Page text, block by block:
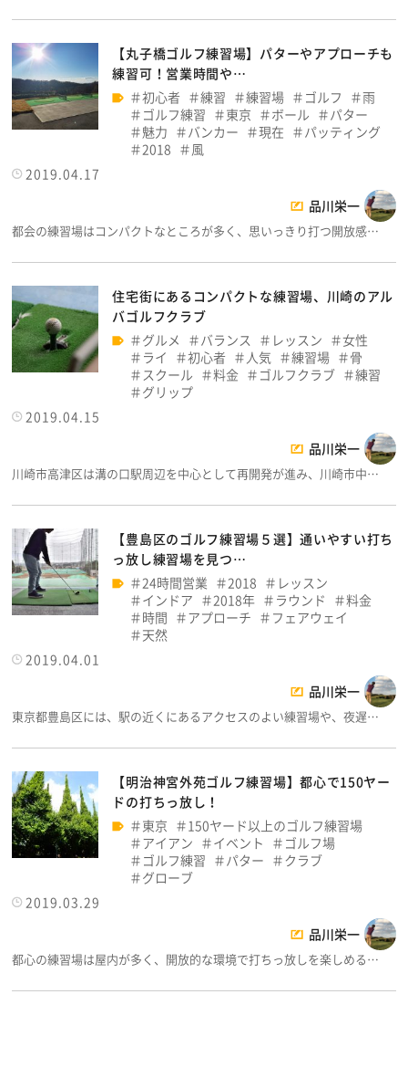
【丸子橋ゴルフ練習場】パターやアプローチも
練習可！営業時間や…
初心者
練習 練習場 ゴルフ
雨
ゴルフ練習
東京 ボール
パター
魅力
バンカー 現在
パッティング
2018
風
2019.04.17
品川栄一
都会の練習場はコンパクトなところが多く、思いっきり打つ開放感…
住宅街にあるコンパクトな練習場、川崎のアル
バゴルフクラブ
グルメ
バランス レッスン
女性
ライ
初心者 人気 練習場
骨
スクール
料金 ゴルフクラブ
練習
グリップ
2019.04.15
品川栄一
川崎市高津区は溝の口駅周辺を中心として再開発が進み、川崎市中…
【豊島区のゴルフ練習場５選】通いやすい打ち
っ放し練習場を見つ…
24時間営業
2018
レッスン
インドア
2018年 ラウンド
料金
時間
アプローチ
フェアウェイ
天然
2019.04.01
品川栄一
東京都豊島区には、駅の近くにあるアクセスのよい練習場や、夜遅…
【明治神宮外苑ゴルフ練習場】都心で150ヤー
ドの打ちっ放し！
東京
150ヤード以上のゴルフ練習場
アイアン
イベント
ゴルフ場
ゴルフ練習
パター
クラブ
グローブ
2019.03.29
品川栄一
都心の練習場は屋内が多く、開放的な環境で打ちっ放しを楽しめる…